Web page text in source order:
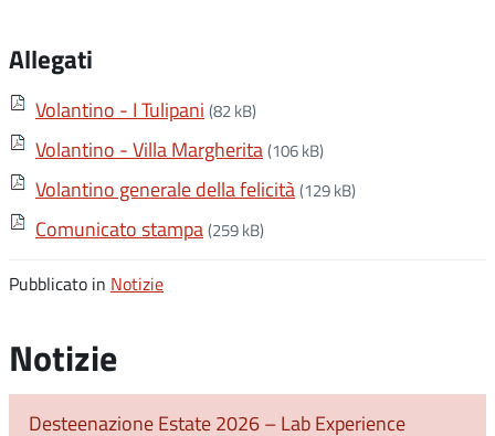
Allegati
Volantino - I Tulipani (82 kB)
Volantino - Villa Margherita(106 kB)
Volantino generale della felicità(129 kB)
Comunicato stampa(259 kB)
Pubblicato in Notizie
Notizie
Desteenazione Estate 2026 – Lab Experience